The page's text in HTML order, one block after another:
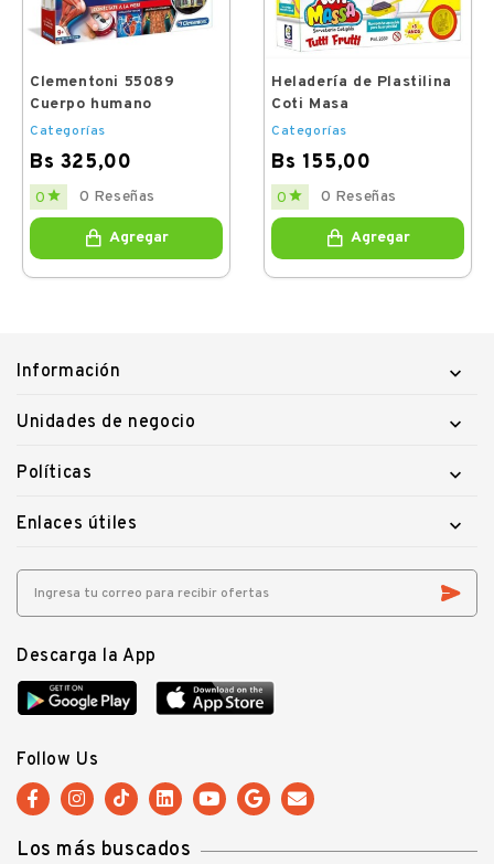
Clementoni 55089
Cuerpo humano
Categorías
Bs 325,00
Price
0  0 Reseñas
Agregar
Heladería de Plastilina
Coti Masa
Categorías
Bs 155,00
Price
0  0 Reseñas
Agregar
Información 
Unidades de negocio 
Políticas 
Enlaces útiles 
Descarga la App
Follow Us
Los más buscados